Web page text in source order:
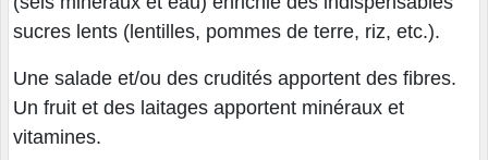
sucres lents (lentilles, pommes de terre, riz, etc.).
Une salade et/ou des crudités apportent des fibres.
Un fruit et des laitages apportent minéraux et
vitamines.